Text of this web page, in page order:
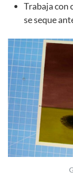
Trabaja con
se seque